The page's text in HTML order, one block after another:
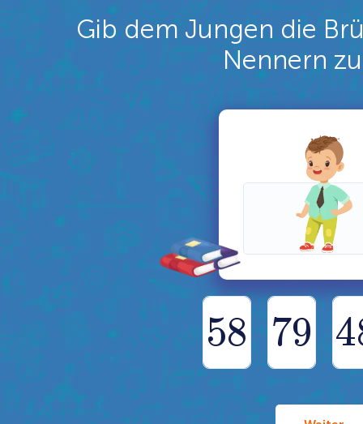
Gib dem Jungen die
Nennern
4
79
58